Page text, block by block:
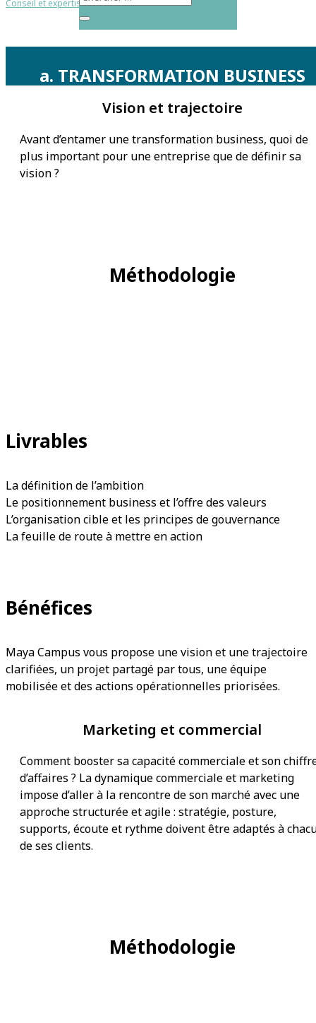
Conseil et expertise/ Agir, Transformer, Mettre en œuvre
a. TRANSFORMATION BUSINESS
Vision et trajectoire
Avant d’entamer une transformation business, quoi de
plus important pour une entreprise que de définir sa
vision ?
Méthodologie
Livrables
La définition de l’ambition
Le positionnement business et l’offre des valeurs
L’organisation cible et les principes de gouvernance
La feuille de route à mettre en action
Bénéfices
Maya Campus vous propose une vision et une trajectoire
clarifiées, un projet partagé par tous, une équipe
mobilisée et des actions opérationnelles priorisées.
Marketing et commercial
Comment booster sa capacité commerciale et son
d’affaires ? La dynamique commerciale et marketing
impose d’aller à la rencontre de son marché avec une
approche structurée et agile : stratégie, posture,
supports, écoute et rythme doivent être adaptés à
de ses clients.
Méthodologie